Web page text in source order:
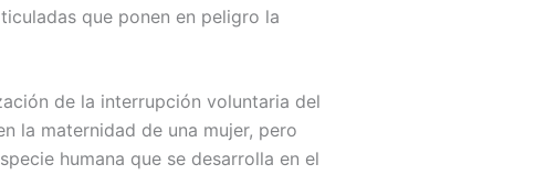
que ponen en peligro la
de la interrupción voluntaria del
la maternidad de una mujer, pero
humana que se desarrolla en el